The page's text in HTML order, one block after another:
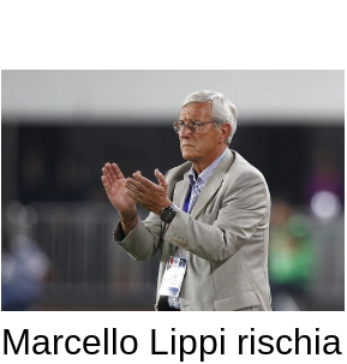
Marcello Lippi rischia